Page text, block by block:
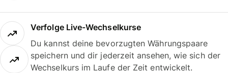
Verfolge Live-Wechselkurse
Du kannst deine bevorzugten Währungspaare
speichern und dir jederzeit ansehen, wie sich der
Wechselkurs im Laufe der Zeit entwickelt.